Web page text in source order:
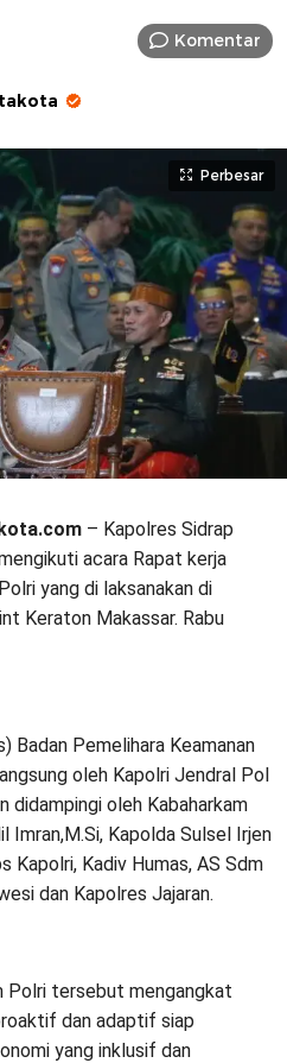
LUXURY Komentar
Perbesar
– Kapolres Sidrap
acara Rapat kerja
yang di laksanakan di
Keraton Makassar. Rabu
Badan Pemelihara Keamanan
oleh Kapolri Jendral Pol
didampingi oleh Kabaharkam
Imran,M.Si, Kapolda Sulsel Irjen
Kapolri, Kadiv Humas, AS Sdm
dan Kapolres Jajaran.
Polri tersebut mengangkat
dan adaptif siap
yang inklusif dan